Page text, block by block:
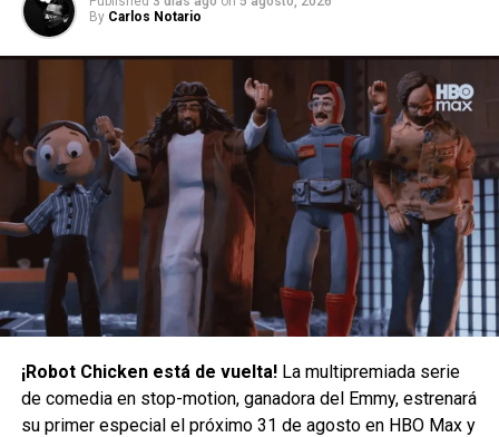
En la nueva temporada, Clark se ha convertido
verdaderamente en Superman y ha hecho las paces con
sus orígenes kriptonianos.
Pero a Lois, que por fin es la reportera estrella de The
Daily Planet, no le gusta nada eso. Jimmy pasó de ser
fotógrafo independiente a reportero de celebridades, pero
sigue intimidado por los avances románticos de la recién
llegada Kara Zor-El, quien intenta encontrar su lugar en la
Tierra.
En nuevos episodios llenos de acción, comedia y
romance, esta familia improvisada tendrá que enfrentarse
a nuevos y poderosos enemigos que desafían a
By Carlos Notario
¡Robot Chicken está de vuelta!La multipremiada serie
de comedia en stop-motion, ganadora del Emmy, estrenará
su primer especial el próximo 31 de agosto en HBO Max y